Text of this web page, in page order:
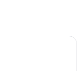
mit einem Bett,